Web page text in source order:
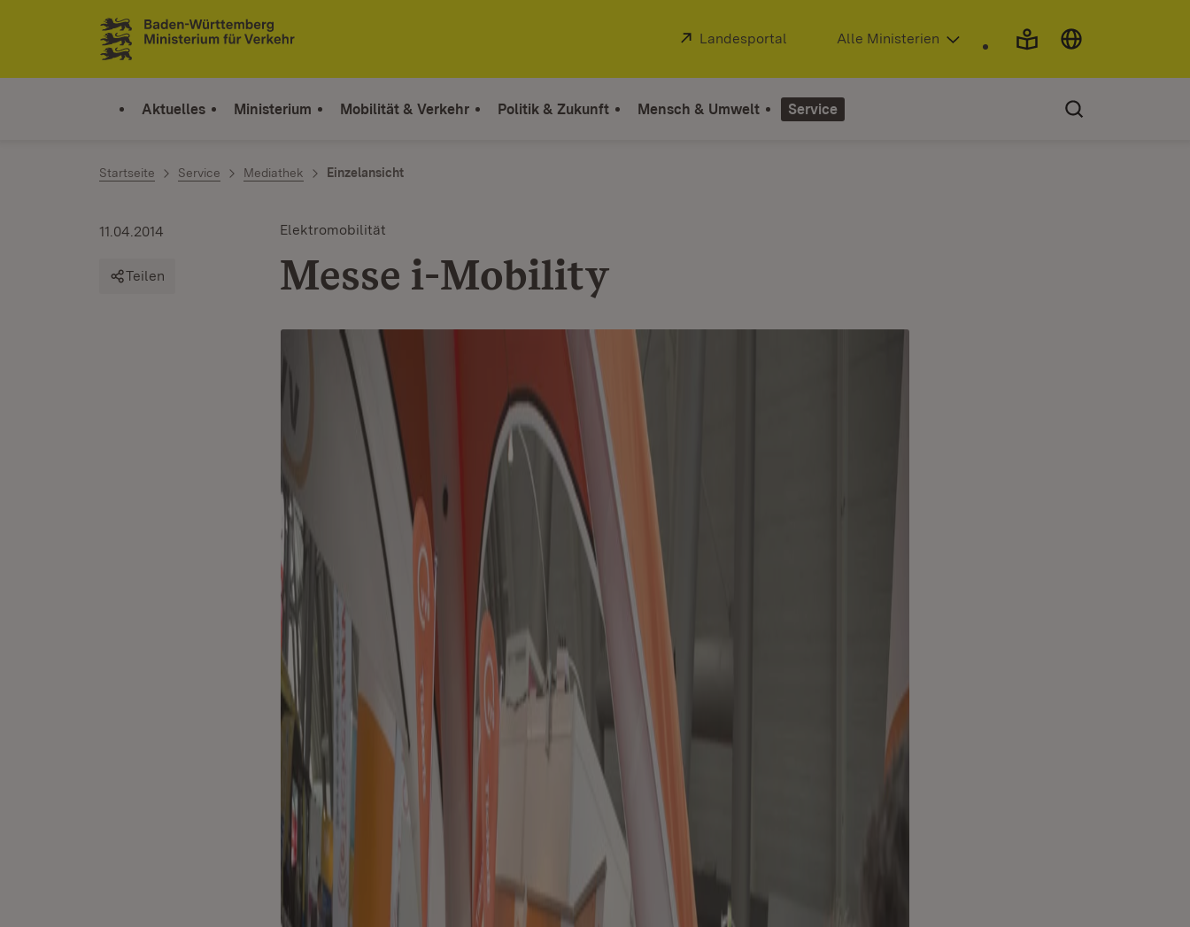
Zum Inhalt springen
Link zur Startseite
Extern:
Landesportal (Öffnet in neuem Fenster)
Alle Ministerien
Aktuelles Ministerium Mobilität & Verkehr Politik & Zukunft Mensch & Umwelt Service
Startseite Service Mediathek Einzelansicht
Elektromobilität
Messe i-Mobility
11.04.2014
Teilen